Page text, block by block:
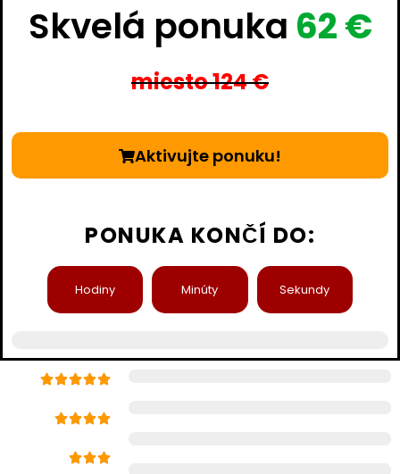
Skvelá ponuka 62 €
miesto 124 €
Aktivujte ponuku!
PONUKA KONČÍ DO:
Hodiny Minúty Sekundy